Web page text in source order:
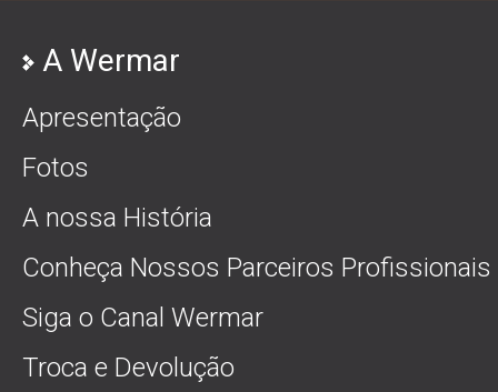
A Wermar
Apresentação
Fotos
A nossa História
Conheça Nossos Parceiros Profissionais
Siga o Canal Wermar
Troca e Devolução